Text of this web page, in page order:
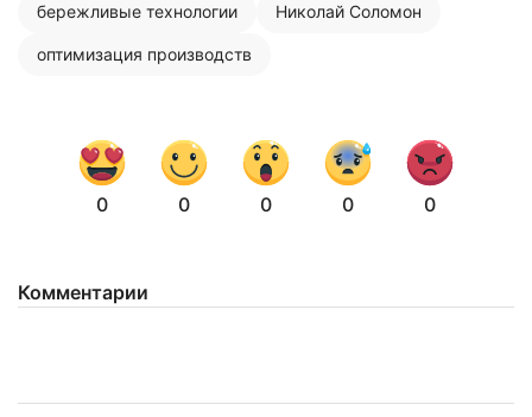
бережливые технологии Николай Соломон
оптимизация производств
0 0 0 0 0
Комментариисоглашаетесь с